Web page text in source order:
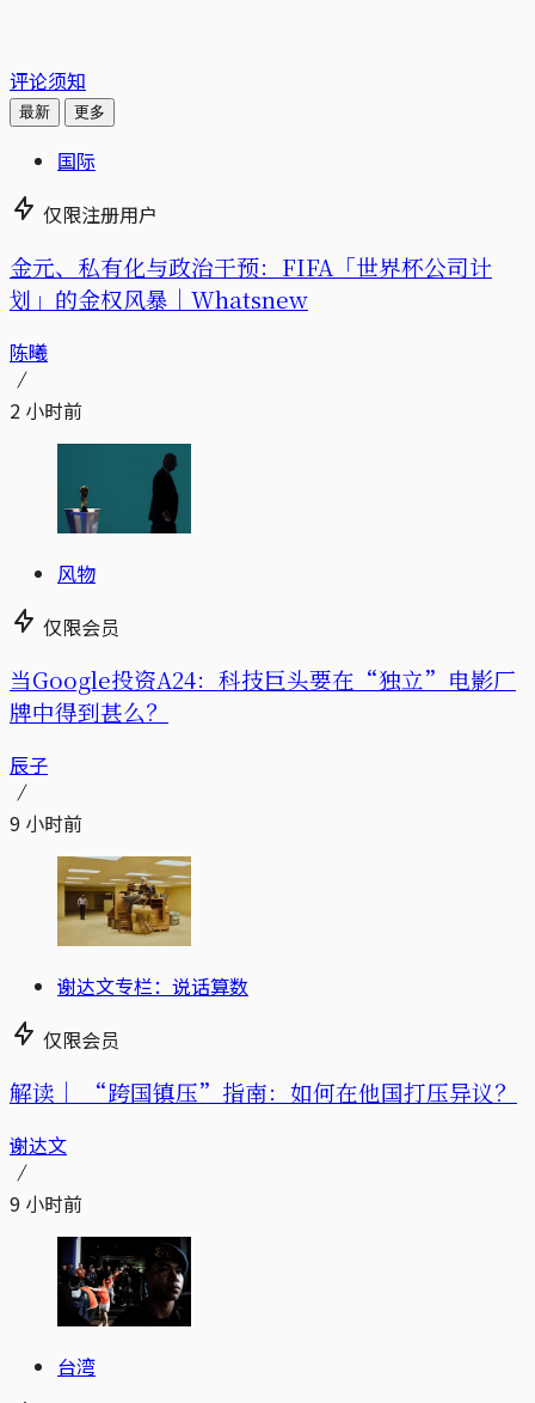
评论须知
最新 更多
国际
仅限注册用户
金元、私有化与政治干预：FIFA「世界杯公司计
划」的金权风暴｜Whatsnew
陈曦
2 小时前
风物
仅限会员
当Google投资A24：科技巨头要在“独立”电影厂
牌中得到甚么？
辰子
9 小时前
谢达文专栏：说话算数
仅限会员
解读｜ “跨国镇压”指南：如何在他国打压异议？
谢达文
9 小时前
台湾